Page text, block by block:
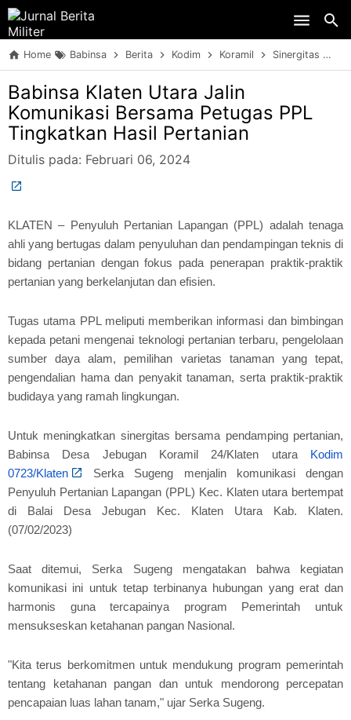
Home Babinsa Berita Kodim Koramil Sinergitas
Babinsa Klaten Utara Jalin
Komunikasi Bersama Petugas PPL
Tingkatkan Hasil Pertanian
Ditulis pada: Februari 06, 2024
KLATEN – Penyuluh Pertanian Lapangan (PPL) adalah tenaga
ahli yang bertugas dalam penyuluhan dan pendampingan teknis di
bidang pertanian dengan fokus pada penerapan praktik-praktik
pertanian yang berkelanjutan dan efisien.
Tugas utama PPL meliputi memberikan informasi dan bimbingan
kepada petani mengenai teknologi pertanian terbaru, pengelolaan
sumber daya alam, pemilihan varietas tanaman yang tepat,
pengendalian hama dan penyakit tanaman, serta praktik-praktik
budidaya yang ramah lingkungan.
Untuk meningkatkan sinergitas bersama pendamping pertanian,
Babinsa Desa Jebugan Koramil 24/Klaten utara
Kodim
0723/Klaten
Serka Sugeng menjalin komunikasi dengan
Penyuluh Pertanian Lapangan (PPL) Kec. Klaten utara bertempat
di Balai Desa Jebugan Kec. Klaten Utara Kab. Klaten.
(07/02/2023)
Saat ditemui, Serka Sugeng mengatakan bahwa kegiatan
komunikasi ini untuk tetap terbinanya hubungan yang erat dan
harmonis guna tercapainya program Pemerintah untuk
mensukseskan ketahanan pangan Nasional.
"Kita terus berkomitmen untuk mendukung program pemerintah
tentang ketahanan pangan dan untuk mendorong percepatan
pencapaian luas lahan tanam," ujar Serka Sugeng.